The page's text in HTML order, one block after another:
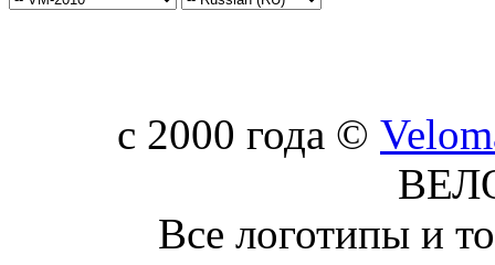
c 2000 года ©
Все логотипы и